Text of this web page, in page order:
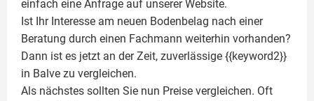
einfach eine Anfrage auf unserer Website.
Ist Ihr Interesse am neuen Bodenbelag nach einer
Beratung durch einen Fachmann weiterhin vorhanden?
Dann ist es jetzt an der Zeit, zuverlässige {{keyword2}}
in Balve zu vergleichen.
Als nächstes sollten Sie nun Preise vergleichen. Oft